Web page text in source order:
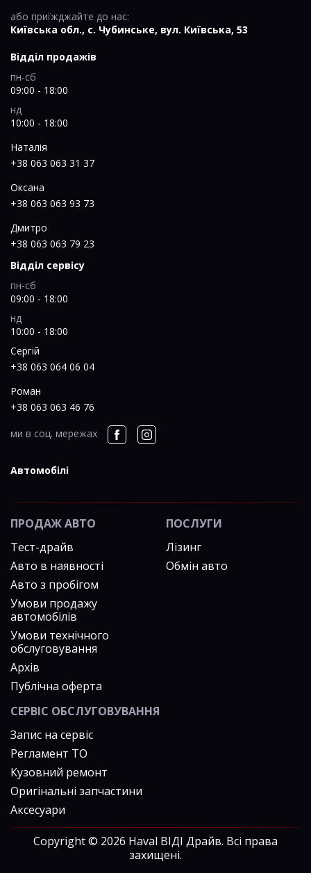
або приїжджайте до нас:
Київська обл., c. Чубинське, вул. Київська, 53
Відділ продажів
пн-сб
09:00 - 18:00
нд
10:00 - 18:00
Наталія
+38 063 063 31 37
Оксана
+38 063 063 93 73
Дмитро
+38 063 063 79 23
Відділ сервісу
пн-сб
09:00 - 18:00
нд
10:00 - 18:00
Сергій
+38 063 064 06 04
Роман
+38 063 063 46 76
ми в соц. мережах
Автомобілі
ПРОДАЖ АВТО
Тест-драйв
Авто в наявності
Авто з пробігом
Умови продажу
автомобілів
Умови технічного
обслуговування
Архів
Публічна оферта
ПОСЛУГИ
Лізинг
Обмін авто
СЕРВІС ОБСЛУГОВУВАННЯ
Запис на сервіс
Регламент ТО
Кузовний ремонт
Оригінальні запчастини
Аксесуари
Copyright © 2026 Haval ВІДІ Драйв. Всі права
захищені.